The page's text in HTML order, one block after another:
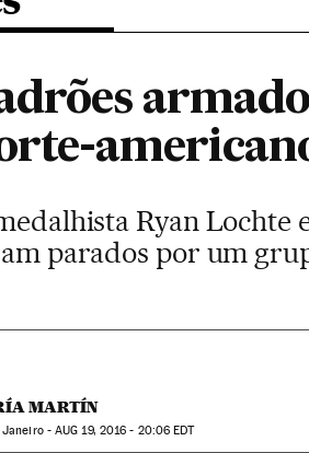
Ryan Lochte
parados por um
MARTÍN
Janeiro -AUG 19, 2016 - 20:06 EDT